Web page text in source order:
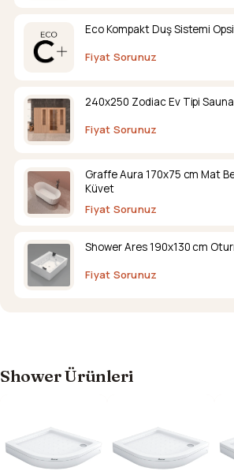
Eco Kompakt Duş Sistemi
Fiyat Sorunuz
240x250 Zodiac Ev Tipi Sauna
Fiyat Sorunuz
Graffe Aura 170x75 cm Mat
Küvet
Fiyat Sorunuz
Shower Ares 190x130 cm
Fiyat Sorunuz
Shower Ürünleri